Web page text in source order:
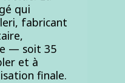
qui
fabricant
— soit 35
et à
finale.